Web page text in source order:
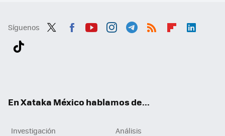
Síguenos
En Xataka México hablamos de...
Investigación
Análisis